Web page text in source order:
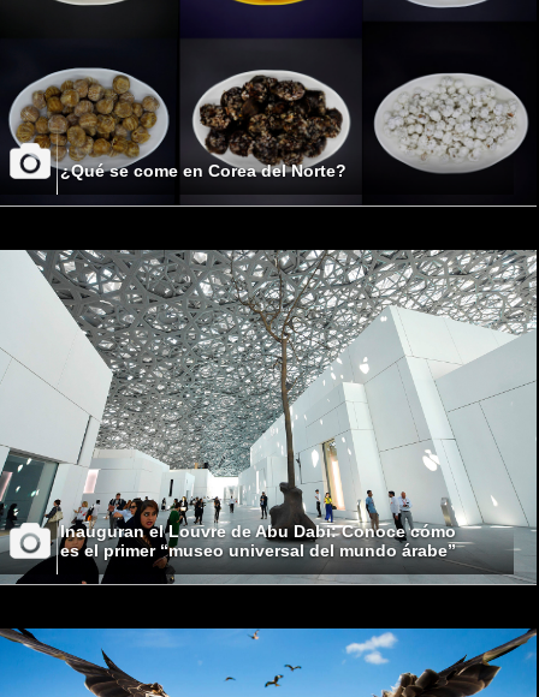
¿Qué se come en Corea del Norte?
Inauguran el Louvre de Abu Dabi: Conoce cómo
es el primer “museo universal del mundo árabe”